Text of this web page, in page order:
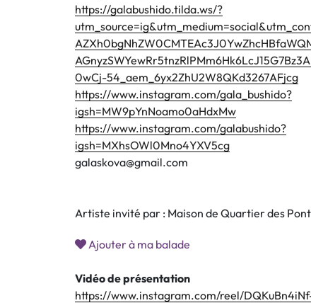
https://galabushido.tilda.ws/?
0wCj-54_aem_6yx2ZhU2W8QKd3267AFjcg
https://www.instagram.com/gala_bushido?
igsh=MW9pYnNoamo0aHdxMw
https://www.instagram.com/galabushido?
igsh=MXhsOWl0Mno4YXV5cg
galaskova@gmail.com
Artiste invité par : Maison de Quartier des
Ajouter à ma balade
Vidéo de présentation
https://www.instagram.com/reel/